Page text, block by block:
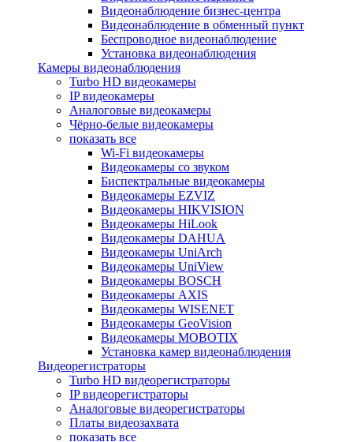
Видеонаблюдение бизнес-центра
Видеонаблюдение в обменный пункт
Беспроводное видеонаблюдение
Установка видеонаблюдения
Камеры видеонаблюдения
Turbo HD видеокамеры
IP видеокамеры
Аналоговые видеокамеры
Чёрно-белые видеокамеры
показать все
Wi-Fi видеокамеры
Видеокамеры со звуком
Биспектральные видеокамеры
Видеокамеры EZVIZ
Видеокамеры HIKVISION
Видеокамеры HiLook
Видеокамеры DAHUA
Видеокамеры UniArch
Видеокамеры UniView
Видеокамеры BOSCH
Видеокамеры AXIS
Видеокамеры WISENET
Видеокамеры GeoVision
Видеокамеры MOBOTIX
Установка камер видеонаблюдения
Видеорегистраторы
Turbo HD видеорегистраторы
IP видеорегистраторы
Аналоговые видеорегистраторы
Платы видеозахвата
показать все